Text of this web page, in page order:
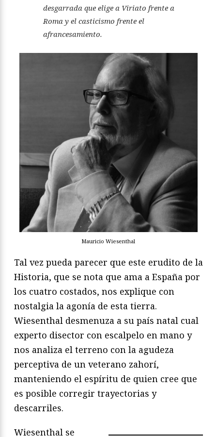
desgarrada que elige a Viriato frente a
Roma y el casticismo frente el
afrancesamiento.
Mauricio Wiesenthal
Tal vez pueda parecer que este erudito de la
Historia, que se nota que ama a España por
los cuatro costados, nos explique con
nostalgia la agonía de esta tierra.
Wiesenthal desmenuza a su país natal cual
experto disector con escalpelo en mano y
nos analiza el terreno con la agudeza
perceptiva de un veterano zahorí,
manteniendo el espíritu de quien cree que
es posible corregir trayectorias y
descarriles.
Wiesenthal se